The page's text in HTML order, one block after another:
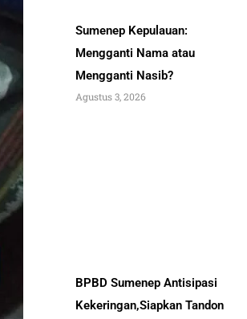
Sumenep Kepulauan:
Mengganti Nama atau
Mengganti Nasib?
Agustus 3, 2026
BPBD Sumenep Antisipasi
Kekeringan,Siapkan Tandon